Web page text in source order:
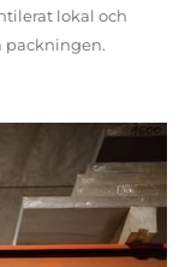
lokal och
packningen.